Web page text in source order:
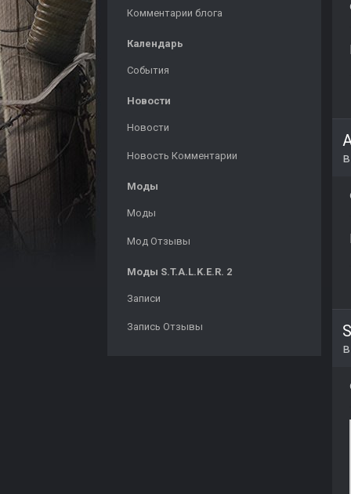
Комментарии блога
Календарь
События
Новости
Новости
Новость Комментарии
Моды
Моды
Мод Отзывы
Моды S.T.A.L.K.E.R. 2
Записи
Запись Отзывы